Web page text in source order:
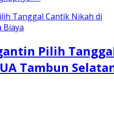
Pilih
Tambun